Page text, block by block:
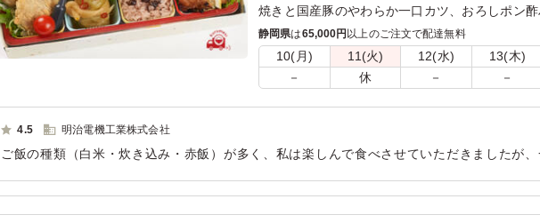
焼きと国産豚のやわらか一口カツ、おろしポン
い肉じゃがを主菜とした豪華でにぎやか盛りのお
親しみやすい和惣菜の副菜もたくさん添えてあ
種盛りが揃いぶみの特選幕の内弁当です。
静岡県は65,000円 以上のご注文で配達無料
10(月) 11(火) 12(水) 13(木)
－ 休 － －
4.5 明治電機工業株式会社
ご飯の種類（白米・炊き込み・赤飯）が多く、私は楽しんで食べさせていただきましたが
しては十分で これはこれで良かったと思っています。またお世話になると思います。よろ